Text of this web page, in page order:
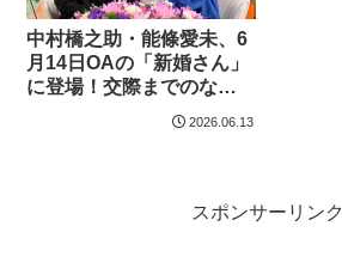
中村橋之助・能條愛未、6
月14日OAの「新婚さん」
に登場！交際までのなれ
そめ赤裸々トーク、歌舞
伎俳優仲間が裏の顔を…
2026.06.13
スポンサーリンク